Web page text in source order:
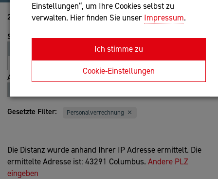
Einstellungen“, um Ihre Cookies selbst zu
verwalten. Hier finden Sie unser Impressum.
Ich stimme zu
Cookie-Einstellungen
21-40 von 49
Sortierung
Entfernung
A-Z
Z-A
Ansicht
Gesetzte Filter: Personalverrechnung
Die Distanz wurde anhand Ihrer IP Adresse ermittelt. Die
ermittelte Adresse ist: 43291 Columbus. Andere PLZ
eingeben